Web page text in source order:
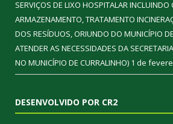
SERVIÇOS DE LIXO HOSPITALAR INCLUINDO
ARMAZENAMENTO, TRATAMENTO
DOS RESÍDUOS, ORIUNDO DO MUNICÍPIO
ATENDER AS NECESSIDADES DA
NO MUNICÍPIO DE CURRALINHO) 1 de
DESENVOLVIDO POR CR2